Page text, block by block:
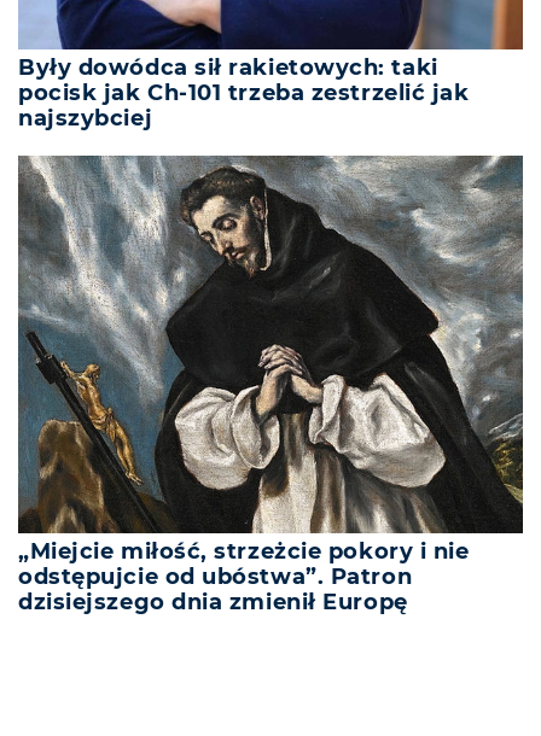
Były dowódca sił rakietowych: taki
pocisk jak Ch-101 trzeba zestrzelić jak
najszybciej
„Miejcie miłość, strzeżcie pokory i nie
odstępujcie od ubóstwa”. Patron
dzisiejszego dnia zmienił Europę